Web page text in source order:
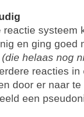
systeem
en ging goed
(die helaas nog
reacties
door er naar
een